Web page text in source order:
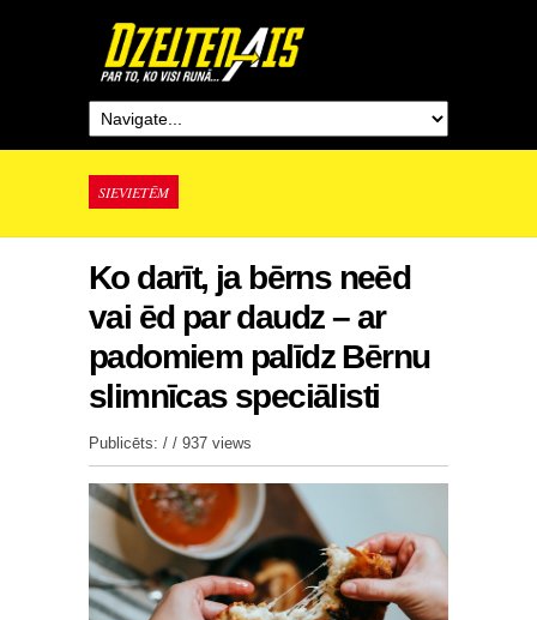
SIEVIETĒM
Ko darīt, ja bērns neēd
vai ēd par daudz – ar
padomiem palīdz Bērnu
slimnīcas speciālisti
Publicēts: / / 937 views